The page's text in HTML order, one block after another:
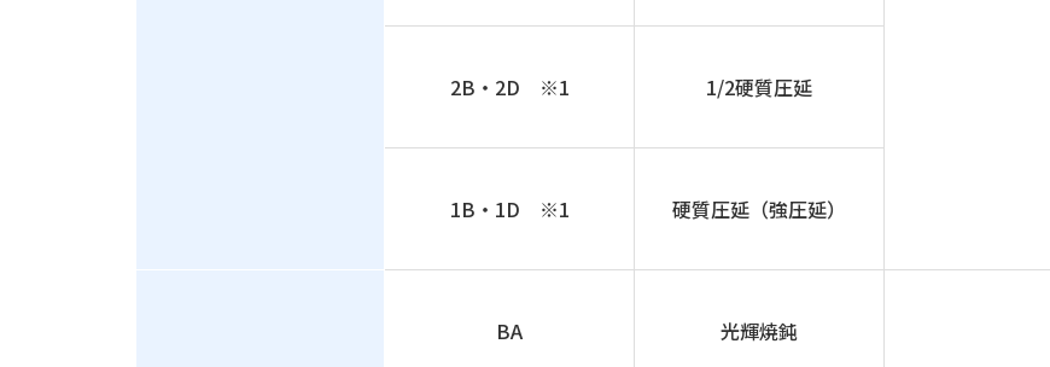
2B・2D ※1 1/2硬質圧延
1B・1D ※1 硬質圧延（強圧延）
BA 光輝焼鈍